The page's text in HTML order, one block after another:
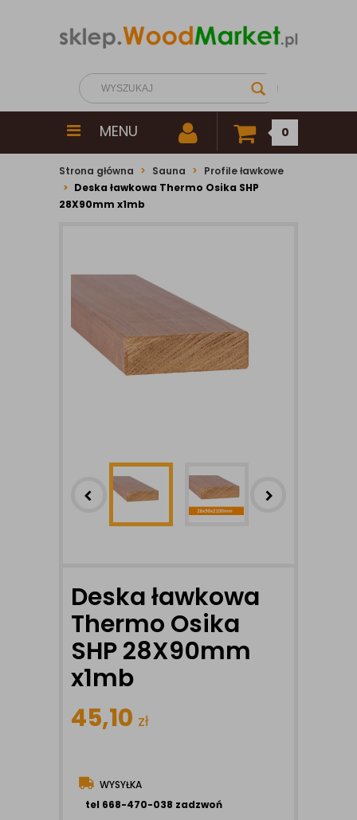
MENU 0
Strona główna Sauna
Profile ławkowe
Deska ławkowa Thermo Osika SHP
28X90mm x1mb
Deska ławkowa
Thermo Osika
SHP 28X90mm
x1mb
45,10 zł
WYSYŁKA
tel 668-470-038 zadzwoń